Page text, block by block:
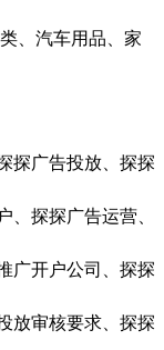
、汽车用品、家
探广告投放、探探
、探探广告运营、
广开户公司、探探
放审核要求、探探